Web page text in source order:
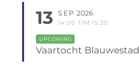
13 SEP 2026
14:00 T/M 15:30
UPCOMING
Vaartocht Blauwestad